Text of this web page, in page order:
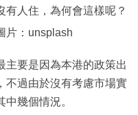
有人住，為何會這樣呢？
片：unsplash
主要是因為本港的政策出
不過由於沒有考慮市場實
幾個情況。